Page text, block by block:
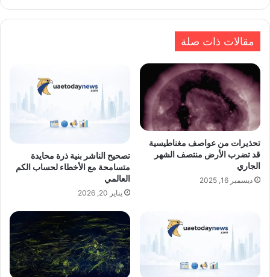
مقالات ذات صلة
تحذيرات من عواصف مغناطيسية
قد تضرب الأرض منتصف الشهر
الجاري
ديسمبر 16, 2025
تصحيح الناشر بنية ذرة محايدة
متسامحة مع الأخطاء لحساب الكم
العالمي
يناير 20, 2026